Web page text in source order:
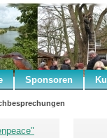
Sponsoren